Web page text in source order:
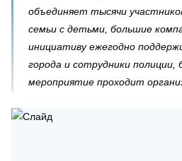
объединяет тысячи
семьи с детьми, большие
инициативу ежегодно
города и сотрудники полиции,
мероприятие проходит